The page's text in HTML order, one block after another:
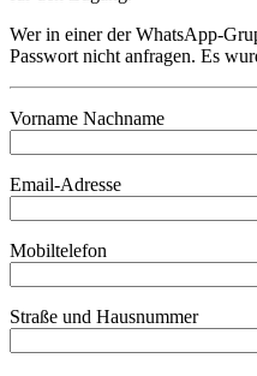
Wer in einer der WhatsApp-
Passwort nicht anfragen. Es
Vorname Nachname
Email-Adresse
Mobiltelefon
Straße und Hausnummer